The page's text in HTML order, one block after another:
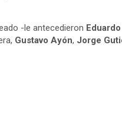
-le antecedieron Eduardo
Gustavo Ayón, Jorge